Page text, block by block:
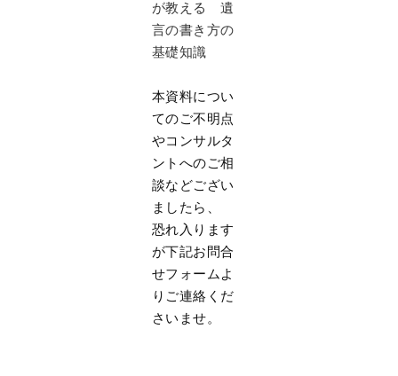
が教える 遺
言の書き方の
基礎知識
本資料につい
てのご不明点
やコンサルタ
ントへのご相
談などござい
ましたら、
恐れ入ります
が下記お問合
せフォームよ
りご連絡くだ
さいませ。